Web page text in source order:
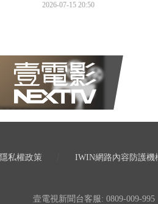
2026-07-15 20:50
隱私權政策 IWIN網路內容防護機
壹電視新聞台客服: 0809-009-995